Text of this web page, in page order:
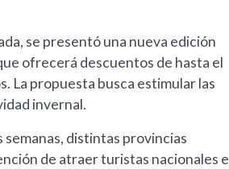
se presentó una nueva edición
ofrecerá descuentos de hasta el
La propuesta busca estimular las
invernal.
semanas, distintas provincias
de atraer turistas nacionales e